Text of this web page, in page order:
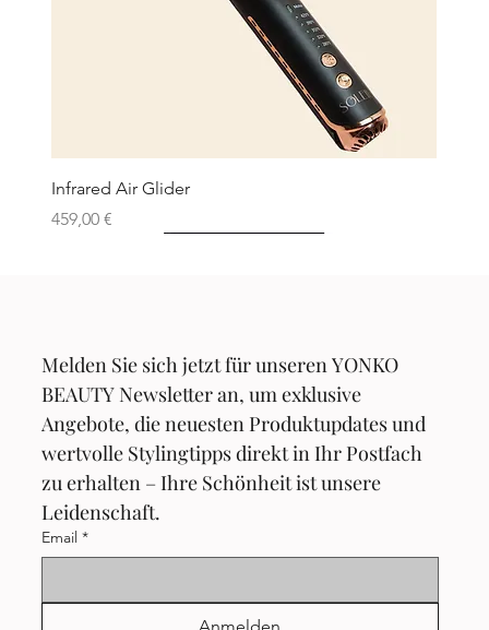
Infrared Air Glider
Preis
459,00 €
Melden Sie sich jetzt für unseren YONKO
BEAUTY Newsletter an, um exklusive
Angebote, die neuesten Produktupdates und
wertvolle Stylingtipps direkt in Ihr Postfach
zu erhalten – Ihre Schönheit ist unsere
Leidenschaft.
Email *